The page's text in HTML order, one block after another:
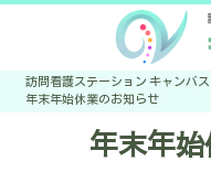
訪問看護ステーション キャンバス
年末年始休業のお知らせ
年末年